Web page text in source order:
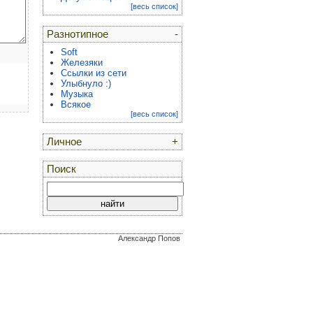
[весь список]
-
Разнотипное
Soft
Железяки
Ссылки из сети
Улыбнуло :)
Музыка
Всякое
[весь список]
+
Личное
Поиск
Александр Попов